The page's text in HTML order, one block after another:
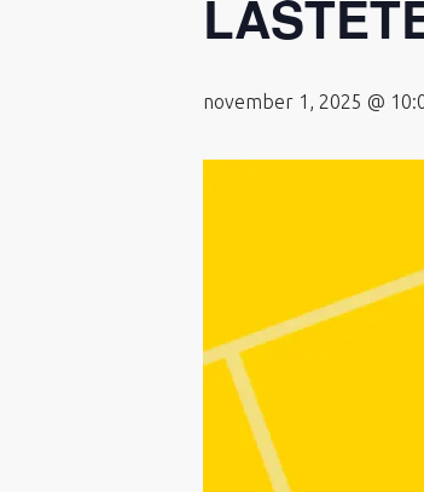
november 1, 2025 @